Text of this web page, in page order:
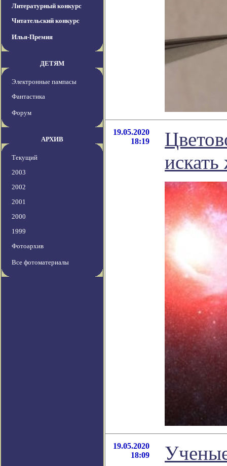
Литературный конкурс
Читательский конкурс
Илья-Премия
ДЕТЯМ
Электронные пампасы
Фантастика
Форум
АРХИВ
Текущий
2003
2002
2001
2000
1999
Фотоархив
Все фотоматериалы
19.05.2020
18:19
19.05.2020
18:09